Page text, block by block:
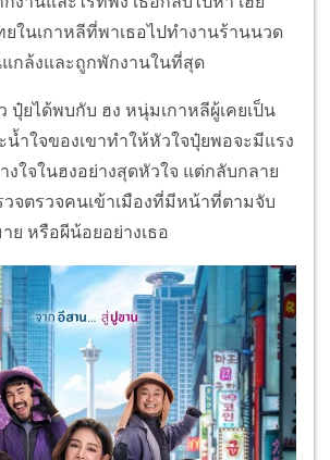
ในเกาหลีที่พาเธอไปทำงานร้านนวด
กล้งและถูกพักงานในที่สุด
ปุ๋ยได้พบกับ ฮง หนุ่มเกาหลีผู้เคยเป็น
ำใจของเขาทำให้หัวใจปุ๋ยพอจะมีแรง
งใจในฮงอย่างสุดหัวใจ แต่กลับกลาย
วจตรวจคนเข้าเมืองที่มีหน้าที่ตามจับ
ย หรือผีน้อยอย่างเธอ